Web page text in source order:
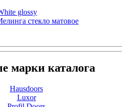
glossy
стекло матовое
марки каталога
Hausdoors
Luxor